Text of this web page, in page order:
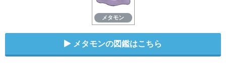
メタモン
メタモンの図鑑はこちら